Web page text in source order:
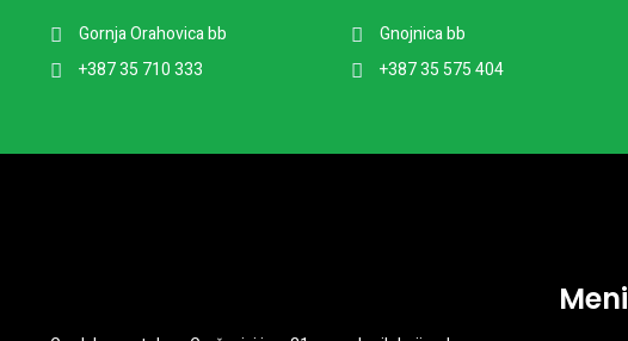
Gornja Orahovica bb
+387 35 710 333
Gnojnica bb
+387 35 575 404
Meni